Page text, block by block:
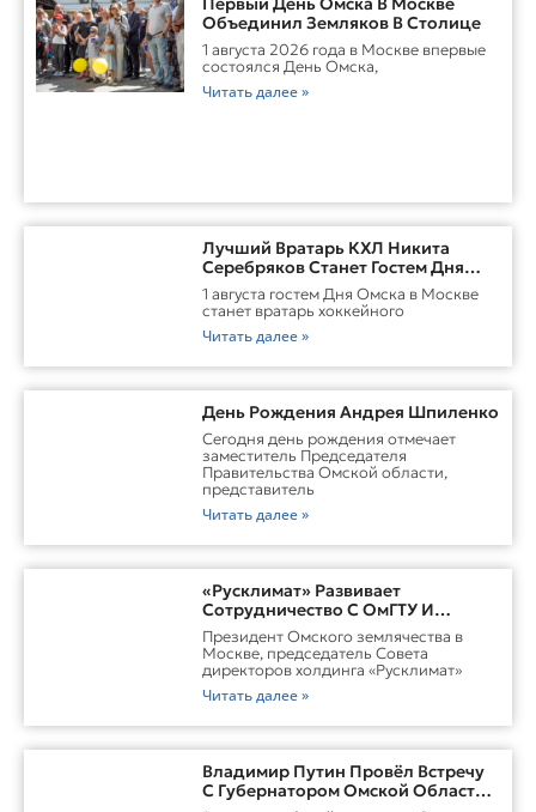
Объединил Земляков В Столице
1 августа 2026 года в Москве впервые
состоялся День Омска,
Читать далее »
Лучший Вратарь КХЛ Никита
Серебряков Станет Гостем Дня
Омска В Москве
1 августа гостем Дня Омска в Москве
станет вратарь хоккейного
Читать далее »
День Рождения Андрея Шпиленко
Cегодня день рождения отмечает
заместитель Председателя
Правительства Омской области,
представитель
Читать далее »
«Русклимат» Развивает
Сотрудничество С ОмГТУ И
Участвует В Обновлении
Городской Среды Омска
Президент Омского землячества в
Москве, председатель Совета
директоров холдинга «Русклимат»
Читать далее »
Владимир Путин Провёл Встречу
С Губернатором Омской Области